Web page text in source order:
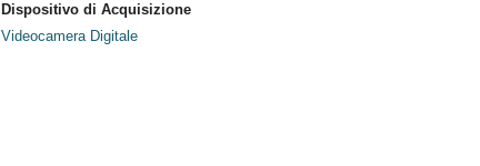
Dispositivo di Acquisizione
Videocamera Digitale